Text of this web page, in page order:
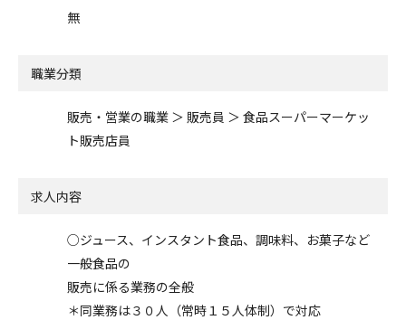
無
職業分類
販売・営業の職業 ＞ 販売員 ＞ 食品スーパーマーケッ
ト販売店員
求人内容
○ジュース、インスタント食品、調味料、お菓子など
一般食品の
販売に係る業務の全般
＊同業務は３０人（常時１５人体制）で対応